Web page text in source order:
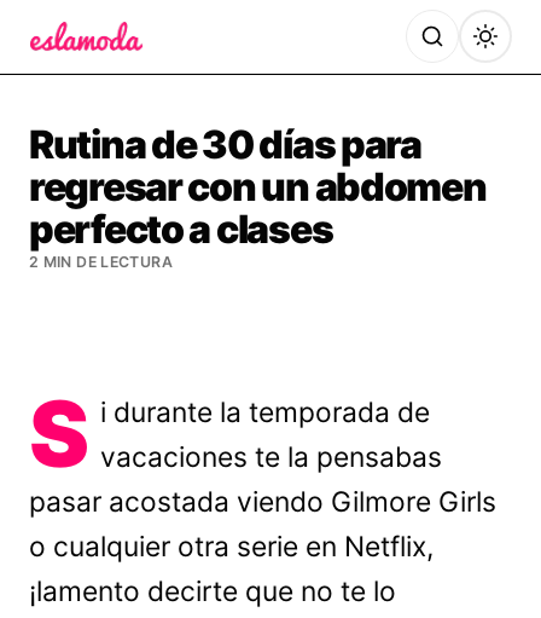
Rutina de 30 días para
regresar con un abdomen
perfecto a clases
2 MIN DE LECTURA
S i durante la temporada de
vacaciones te la pensabas
pasar acostada viendo Gilmore Girls
o cualquier otra serie en Netflix,
¡lamento decirte que no te lo